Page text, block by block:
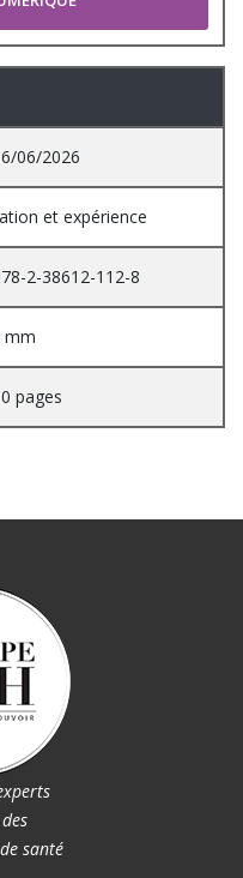
06/2026
et expérience
2-38612-112-8
mm
pages
santé